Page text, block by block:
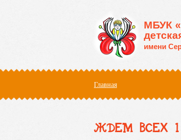
МБУК
имени
Вы здесь
Главная
ЖДЕМ ВСЕХ 1